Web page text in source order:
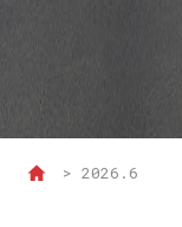
> 2026.6